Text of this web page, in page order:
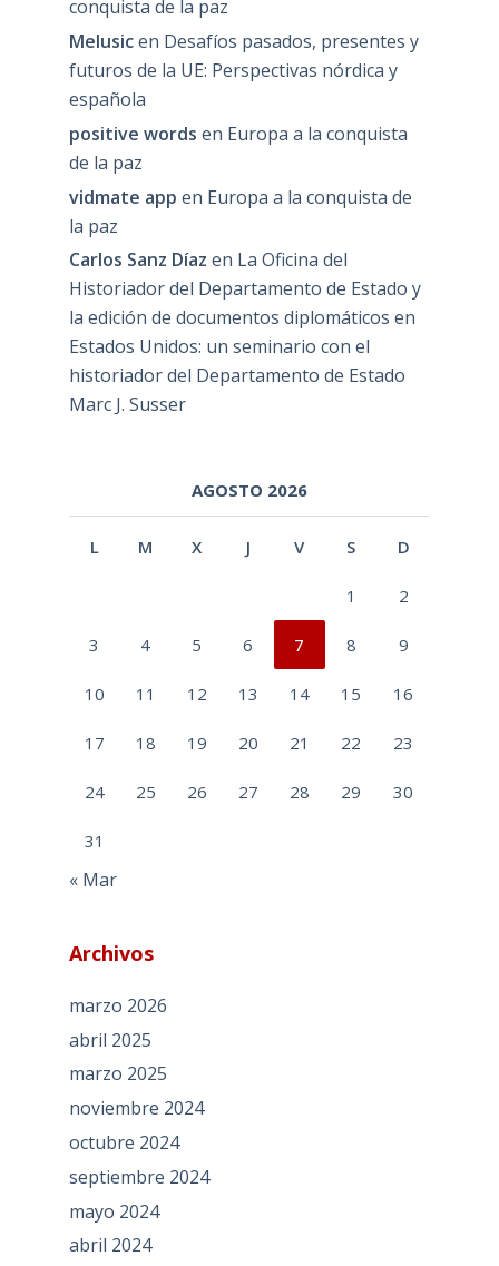
conquista de la paz
Melusicen Desafíos pasados, presentes y
futuros de la UE: Perspectivas nórdica y
española
positive words en Europa a la conquista
de la paz
vidmate app en Europa a la conquista de
la paz
Carlos Sanz Díaz en La Oficina del
Historiador del Departamento de Estado y
la edición de documentos diplomáticos en
Estados Unidos: un seminario con el
historiador del Departamento de Estado
Marc J. Susser
AGOSTO 2026
L M X J V S D
1 2
3 4 5 6 7 8 9
10 11 12 13 14 15 16
17 18 19 20 21 22 23
24 25 26 27 28 29 30
31
« Mar
Archivos
marzo 2026
abril 2025
marzo 2025
noviembre 2024
octubre 2024
septiembre 2024
mayo 2024
abril 2024